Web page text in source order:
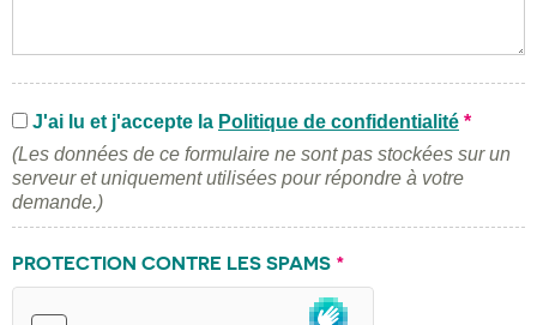
J'ai lu et j'accepte la Politique de confidentialité *
(Les données de ce formulaire ne sont pas stockées sur un
serveur et uniquement utilisées pour répondre à votre
demande.)
PROTECTION CONTRE LES SPAMS *